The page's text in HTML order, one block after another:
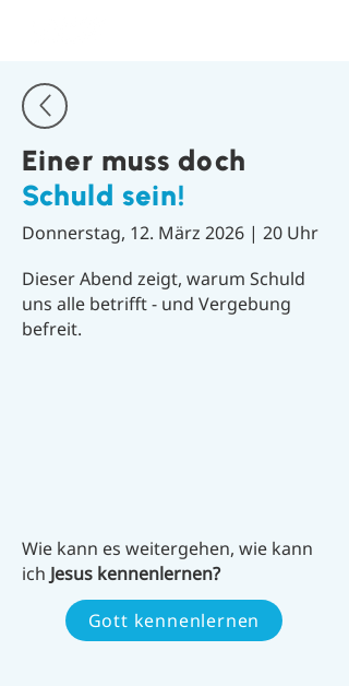
Einer muss doch
Schuld sein!
Donnerstag, 12. März 2026 | 20 Uhr
Dieser Abend zeigt, warum Schuld
uns alle betrifft - und Vergebung
befreit.
Wie kann es weitergehen, wie kann
ich Jesus kennenlernen?
Gott kennenlernen